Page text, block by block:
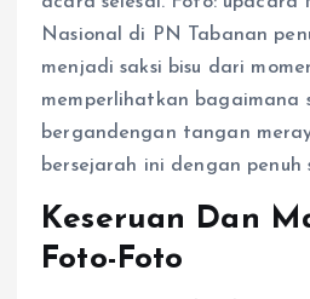
Nasional di PN Tabanan
menjadi saksi bisu dari
memperlihatkan bagaimana
bergandengan tangan
bersejarah ini dengan penuh
Keseruan Dan
Foto-Foto